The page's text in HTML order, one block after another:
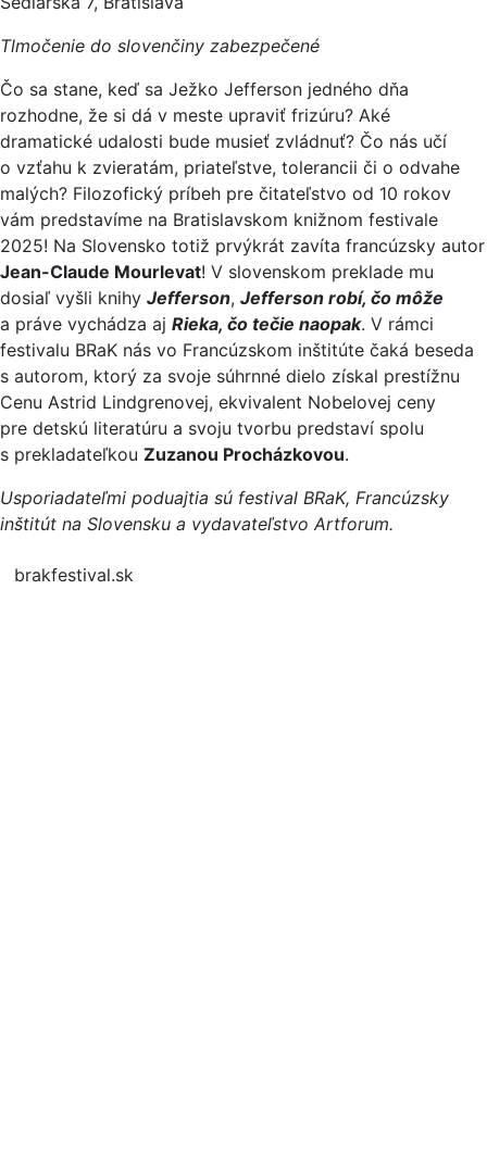
Tlmočenie do slovenčiny zabezpečené
Čo sa stane, keď sa Ježko Jefferson jedného dňa
rozhodne, že si dá v meste upraviť frizúru? Aké
dramatické udalosti bude musieť zvládnuť? Čo nás učí
o vzťahu k zvieratám, priateľstve, tolerancii či o odvahe
malých? Filozofický príbeh pre čitateľstvo od 10 rokov
vám predstavíme na Bratislavskom knižnom festivale
2025! Na Slovensko totiž prvýkrát zavíta francúzsky autor
Jean-Claude Mourlevat! V slovenskom preklade mu
dosiaľ vyšli knihy Jefferson, Jefferson robí, čo môže
a práve vychádza aj Rieka, čo tečie naopak. V rámci
festivalu BRaK nás vo Francúzskom inštitúte čaká beseda
s autorom, ktorý za svoje súhrnné dielo získal prestížnu
Cenu Astrid Lindgrenovej, ekvivalent Nobelovej ceny
pre detskú literatúru a svoju tvorbu predstaví spolu
s prekladateľkou Zuzanou Procházkovou.
Usporiadateľmi poduajtia sú festival BRaK, Francúzsky
inštitút na Slovensku a vydavateľstvo Artforum.
brakfestival.sk